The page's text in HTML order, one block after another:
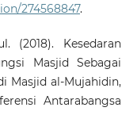
274568847.
(2018). Kesedaran
Masjid Sebagai
Masjid al-Mujahidin,
Antarabangsa